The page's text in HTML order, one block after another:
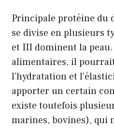
Principale protéine du
se divise en plusieurs
et III dominent la
alimentaires, il
l’hydratation et
apporter un certain
existe toutefois
marines, bovines), qui